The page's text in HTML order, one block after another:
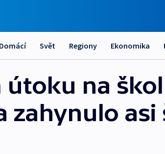
Domácí Svět Regiony Ekonomika
útoku na
zahynulo asi